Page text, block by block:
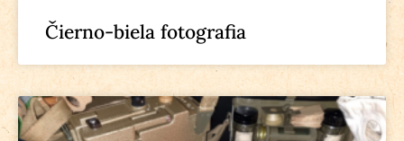
Čierno-biela fotografia